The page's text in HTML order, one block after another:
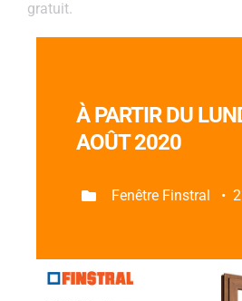
gratuit.
À PARTIR DU
AOÛT 2020
Fenêtre Finstral •